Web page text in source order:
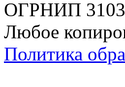
ОГРНИП
Любое
Политика